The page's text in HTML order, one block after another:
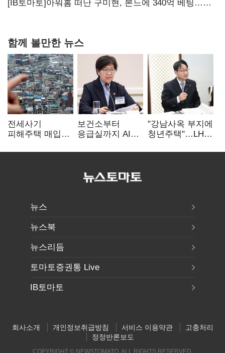
상폐 압박
[IB토마토]아워홈 떠난 구미현, 본느에 340억 베팅…
함께 볼만한 뉴스
전세사기
피해주택 매입
누적 피해자
보건소부터
응급실까지 AI
혁신 본격화
"강남사옥 부지에
청년주택"…LH도
뉴스
뉴스북
뉴스리듬
토마토증권통 Live
IB토마토
회사소개 개인정보취급방침 서비스 이용약관
고충처리
정정반론보도
COPYRIGHT © NEWSTOMATO. ALL RIGHTS RESERVED.